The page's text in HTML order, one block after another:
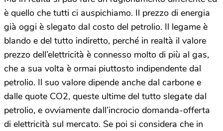
è quello che tutti ci auspichiamo. Il prezzo di energia
già oggi è slegato dal costo del petrolio. Il legame è
blando e del tutto indiretto, perché in realtà il valore
prezzo dell’elettricità è connesso molto di più al gas,
che a sua volta è ormai piuttosto indipendente dal
petrolio. Il suo valore dipende anche dal carbone e
dalle quote CO2, queste ultime del tutto slegate dal
petrolio, e ovviamente dall’incrocio domanda-offerta
di elettricità sul mercato. Se poi si considera che in